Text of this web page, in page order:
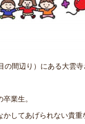
間辺り）にある大雲
業生。
してあげられない貴重